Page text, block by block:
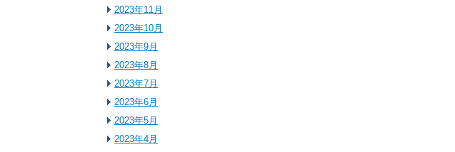
2023年11月
2023年10月
2023年9月
2023年8月
2023年7月
2023年6月
2023年5月
2023年4月